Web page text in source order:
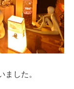
ました。